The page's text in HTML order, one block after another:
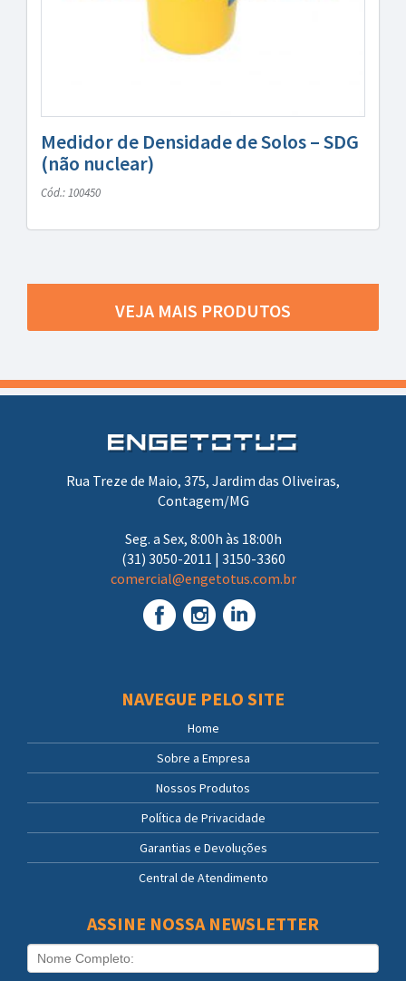
Medidor de Densidade de Solos – SDG
(não nuclear)
Cód.: 100450
VEJA MAIS PRODUTOS
Rua Treze de Maio, 375, Jardim das Oliveiras,
Contagem/MG
Seg. a Sex, 8:00h às 18:00h
(31) 3050-2011 | 3150-3360
comercial@engetotus.com.br
NAVEGUE PELO SITE
Home
Sobre a Empresa
Nossos Produtos
Política de Privacidade
Garantias e Devoluções
Central de Atendimento
ASSINE NOSSA NEWSLETTER